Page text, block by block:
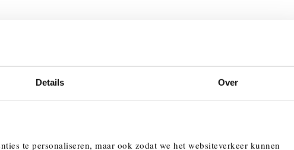
Details Over
te personaliseren, maar ook zodat we het websiteverkeer kunnen
MINI